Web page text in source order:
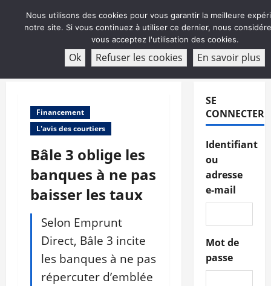
ABONNEMENT
Financement
L'avis des courtiers
Bâle 3 oblige les
banques à ne pas
baisser les taux
Selon Emprunt
Direct, Bâle 3 incite
les banques à ne pas
répercuter d’emblée
SE
CONNECTER
Identifiant
ou
adresse
e-mail
Mot de
passe
Nous utilisons des cookies pour vous garantir la meilleure
notre site. Si vous continuez à utiliser ce dernier, nous
vous acceptez l'utilisation des cookies.
Ok Refuser les cookies En savoir plus